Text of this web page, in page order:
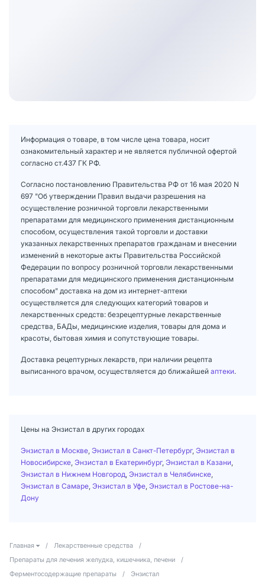
Информация о товаре, в том числе цена товара, носит
ознакомительный характер и не является публичной офертой
согласно ст.437 ГК РФ.
Согласно постановлению Правительства РФ от 16 мая 2020 N
697 "Об утверждении Правил выдачи разрешения на
осуществление розничной торговли лекарственными
препаратами для медицинского применения дистанционным
способом, осуществления такой торговли и доставки
указанных лекарственных препаратов гражданам и внесении
изменений в некоторые акты Правительства Российской
Федерации по вопросу розничной торговли лекарственными
препаратами для медицинского применения дистанционным
способом" доставка на дом из интернет-аптеки
осуществляется для следующих категорий товаров и
лекарственных средств: безрецептурные лекарственные
средства, БАДы, медицинские изделия, товары для дома и
красоты, бытовая химия и сопутствующие товары.
Доставка рецептурных лекарств, при наличии рецепта
выписанного врачом, осуществляется до ближайшей аптеки.
Цены на Энзистал в других городах
Энзистал в Москве Энзистал в Санкт-Петербург, Энзистал в
Новосибирске Энзистал в Екатеринбург, Энзистал в Казани
Энзистал в Нижнем Новгород Энзистал в Челябинске
Энзистал в Самаре Энзистал в Уфе Энзистал в Ростове-на-
Дону
Главная / Лекарственные средства
/
Препараты для лечения желудка, кишечника, печени
/
Ферментосодержащие препараты
/ Энзистал